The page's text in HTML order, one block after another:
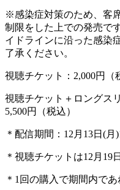
※感染症対策のため、客
制限をした上での発売で
イドラインに沿った感染
了承ください。
視聴チケット：2,000円（
視聴チケット＋ロングス
5,500円（税込）
＊配信期間：12月13日(月
＊視聴チケットは12月19
＊1回の購入で期間内で